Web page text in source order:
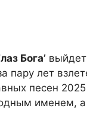
Бога’ выйдет
пару лет
песен
именем,